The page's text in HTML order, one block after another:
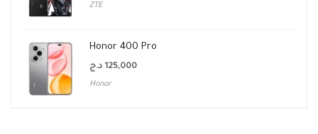
ZTE
Honor 400 Pro
125,000 د.ج
Honor